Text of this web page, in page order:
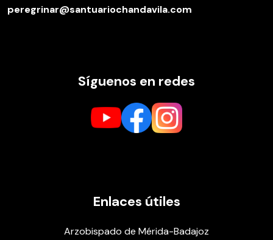
peregrinar@santuariochandavila.com
Síguenos en redes
Enlaces útiles
Arzobispado de Mérida-Badajoz